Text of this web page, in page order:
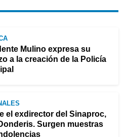
Mulino expresa su
a la creación de la Policía
el exdirector del Sinaproc,
Surgen muestras